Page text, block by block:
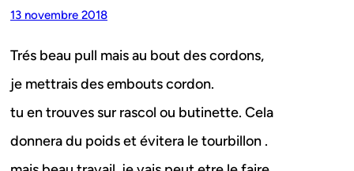
13 novembre 2018
Trés beau pull mais au bout des cordons,
je mettrais des embouts cordon.
tu en trouves sur rascol ou butinette. Cela
donnera du poids et évitera le tourbillon .